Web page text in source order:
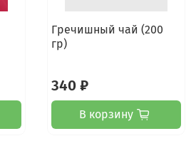
Гречишный чай (200
гр)
340 ₽
В корзину